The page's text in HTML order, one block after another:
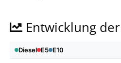
Entwicklung